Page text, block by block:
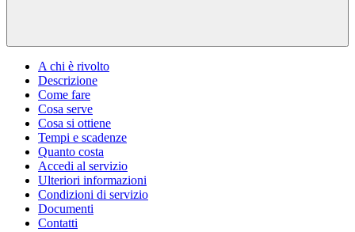
A chi è rivolto
Descrizione
Come fare
Cosa serve
Cosa si ottiene
Tempi e scadenze
Quanto costa
Accedi al servizio
Ulteriori informazioni
Condizioni di servizio
Documenti
Contatti